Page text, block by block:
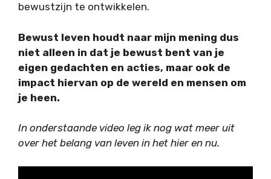
bewustzijn te ontwikkelen.
Bewust leven houdt naar mijn mening dus
niet alleen in dat je bewust bent van je
eigen gedachten en acties, maar ook de
impact hiervan op de wereld en mensen om
je heen.
In onderstaande video leg ik nog wat meer uit
over het belang van leven in het hier en nu.